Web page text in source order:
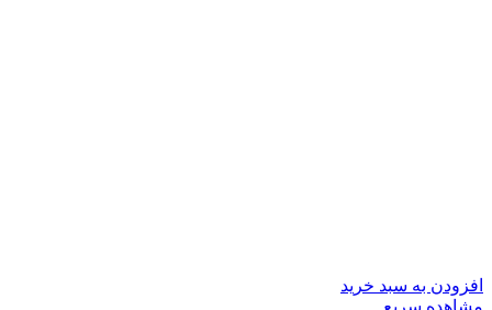
افزودن به سبد خرید
مشاهده سریع